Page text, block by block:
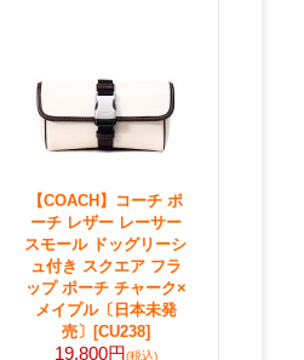
【COACH】コーチ ポ
ーチ レザー レーサー
スモール ドッグリーシ
ュ付き スクエア フラ
ップ ポーチ チャーク×
メイプル〔日本未発
売〕 [CU238]
19,800円(税込)